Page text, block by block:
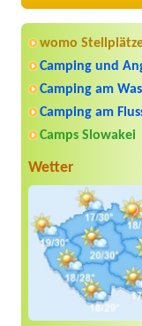
womo
Camping und
Camping am
Camping am
Camps Slowakei
Wetter